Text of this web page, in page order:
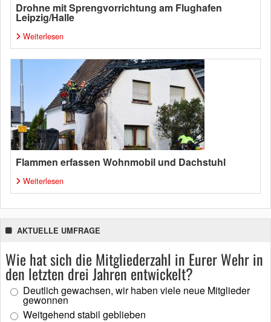
Drohne mit Sprengvorrichtung am Flughafen
Leipzig/Halle
Weiterlesen
Flammen erfassen Wohnmobil und Dachstuhl
Weiterlesen
AKTUELLE UMFRAGE
Wie hat sich die Mitgliederzahl in Eurer Wehr in
den letzten drei Jahren entwickelt?
Deutlich gewachsen, wir haben viele neue Mitglieder
gewonnen
Weitgehend stabil geblieben